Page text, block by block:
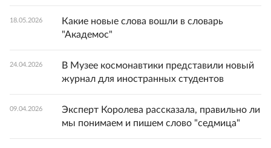
18.05.2026
Какие новые слова вошли в словарь
"Академос"
24.04.2026
В Музее космонавтики представили новый
журнал для иностранных студентов
09.04.2026
Эксперт Королева рассказала, правильно ли
мы понимаем и пишем слово "седмица"